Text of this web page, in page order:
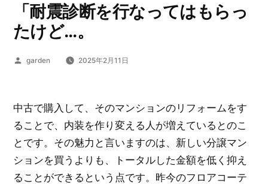
「耐震診断を行なってはもらっ
たけど…。
投
garden 2025年2月11日
中古で購入して、そのマンションのリフォームをす
ることで、内装を作り変える人が増えているとのこ
とです。その魅力と言いますのは、新しい分譲マン
ションを買うよりも、トータルした金額を低く抑え
ることができるという点です。昨今のフロアコーテ